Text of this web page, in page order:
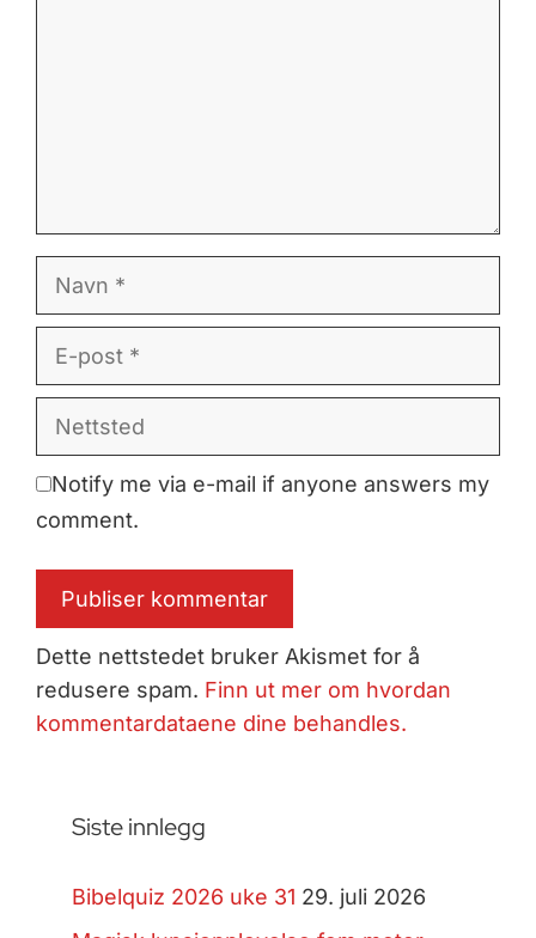
post
Notify me via e-mail if anyone answers my
comment.
Dette nettstedet bruker Akismet for å
redusere spam. Finn ut mer om hvordan
kommentardataene dine behandles.
Siste innlegg
Bibelquiz 2026 uke 31 29. juli 2026